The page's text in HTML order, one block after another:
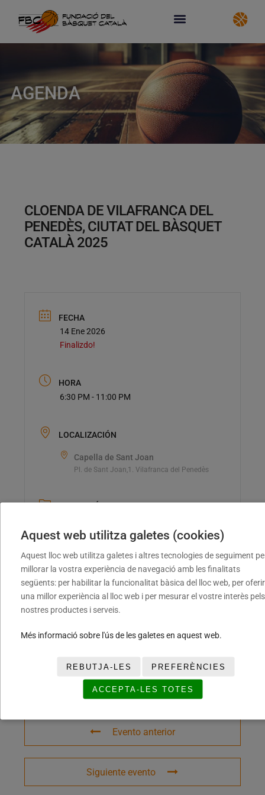
AGENDA
CLOENDA DE VILAFRANCA DEL
PENEDÈS, CIUTAT DEL BÀSQUET
CATALÀ 2025
FECHA
14 Ene 2026
Finalizdo!
HORA
6:30 PM - 11:00 PM
LOCALIZACIÓN
Capella de Sant Joan
Pl. de Sant Joan,1. Vilafranca del Penedès
CATEGORÍA
Ciutat del Bàsquet Català
COMPARTIR ESTE EVENTO
Evento anterior
Siguiente evento
Aquest web utilitza galetes (cookies)
Aquest lloc web utilitza galetes i altres tecnologies de seguiment
millorar la vostra experiència de navegació amb les finalitats
següents: per habilitar la funcionalitat bàsica del lloc web, per oferir
una millor experiència al lloc web i per mesurar el vostre interès pels
nostres productes i serveis.
Més informació sobre l'ús de les galetes en aquest web.
REBUTJA-LES PREFERÈNCIES
ACCEPTA-LES TOTES